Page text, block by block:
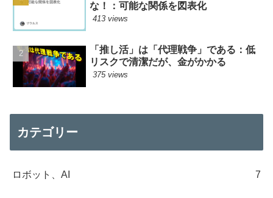
な！：可能な関係を図表化
413 views
「推し活」は「代理戦争」である：低
リスクで清潔だが、金がかかる
375 views
カテゴリー
ロボット、AI 7